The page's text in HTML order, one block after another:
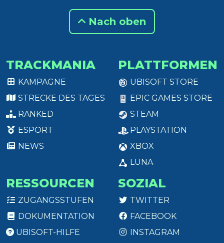
Nach oben
TRACKMANIA
KAMPAGNE
STRECKE DES TAGES
RANKED
ESPORT
NEWS
PLATTFORMEN
UBISOFT STORE
EPIC GAMES STORE
STEAM
PLAYSTATION
XBOX
LUNA
RESSOURCEN
ZUGANGSSTUFEN
DOKUMENTATION
UBISOFT-HILFE
SOZIAL
TWITTER
FACEBOOK
INSTAGRAM